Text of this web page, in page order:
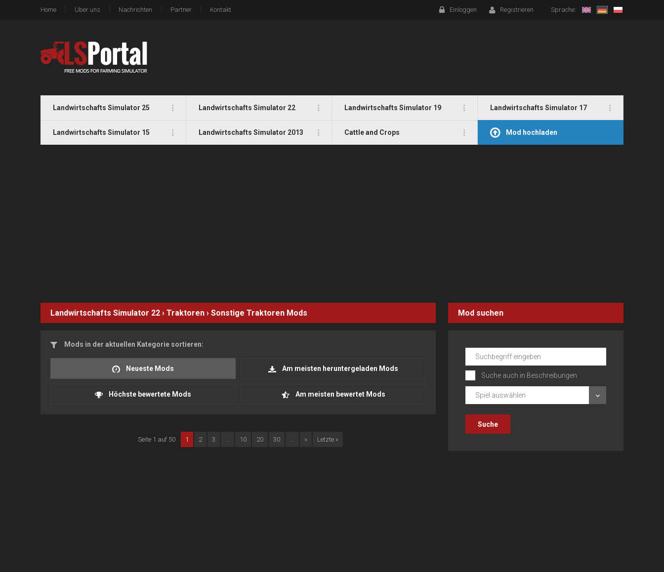
Home Über uns Nachrichten Partner Kontakt Einloggen Registrieren Sprache:
Landwirtschafts Simulator 25 Landwirtschafts Simulator 22 Landwirtschafts Simulator 19 Landwirtschafts Simulator 17
Landwirtschafts Simulator 15 Landwirtschafts Simulator 2013 Cattle and Crops Mod hochladen
Landwirtschafts Simulator 22 › Traktoren › Sonstige Traktoren Mods
Mods in der aktuellen Kategorie sortieren:
Neueste Mods Am meisten heruntergeladen Mods
Höchste bewertete Mods Am meisten bewertet Mods
Seite 1 auf 50 1 2 3 ... 10 20 30 ... » Letzte »
Mod suchen
Suche auch in Beschreibungen
Spiel auswählen